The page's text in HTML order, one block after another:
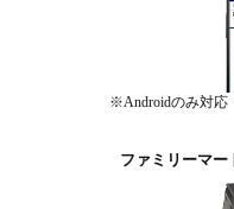
※Androidのみ対応
ファミリーマー